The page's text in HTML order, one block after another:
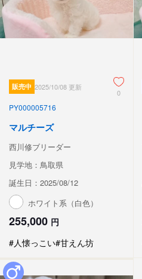
販売中 2025/10/08 更新
0
PY000005716
マルチーズ
西川修ブリーダー
見学地：鳥取県
誕生日：2025/08/12
ホワイト系（白色）
255,000 円
#人懐っこい#甘えん坊